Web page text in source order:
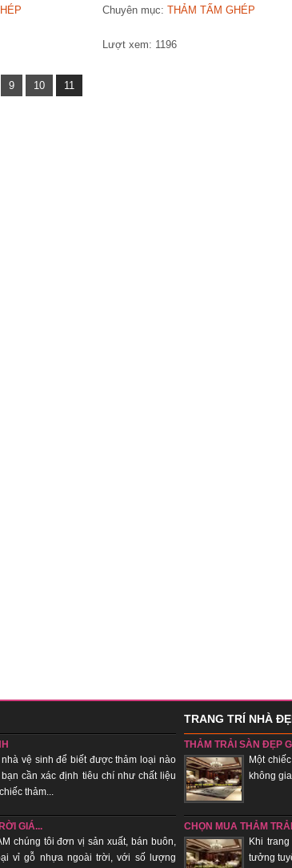
Chuyên mục:THẢM TẤM GHÉP
Lượt xem: 1196
9 10 11
vệ sinh để biết được thảm loại nào
cần xác định tiêu chí như chất liệu
thảm...
GIÁ...
chúng tôi đơn vị sản xuất, bán buôn,
vỉ gỗ nhựa ngoài trời, với số lượng
TRANG TRÍ NHÀ
THẢM TRẢI SÀN ĐẸP
Một
không
CHỌN MUA THẢM
Khi
tưởng